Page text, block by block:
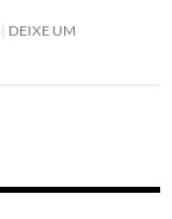
DEIXE UM